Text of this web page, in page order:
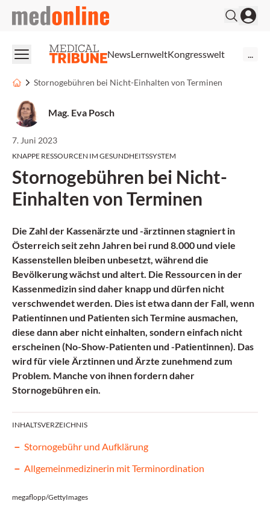
medonline
NewsLernweltKongresswelt
Stornogebühren bei Nicht-Einhalten von Terminen
Mag. Eva Posch
7. Juni 2023
KNAPPE RESSOURCEN IM GESUNDHEITSSYSTEM
Stornogebühren bei Nicht-
Einhalten von Terminen
Die Zahl der Kassenärzte und -ärztinnen stagniert in
Österreich seit zehn Jahren bei rund 8.000 und viele
Kassenstellen bleiben unbesetzt, während die
Bevölkerung wächst und altert. Die Ressourcen in der
Kassenmedizin sind daher knapp und dürfen nicht
verschwendet werden. Dies ist etwa dann der Fall, wenn
Patientinnen und Patienten sich Termine ausmachen,
diese dann aber nicht einhalten, sondern einfach nicht
erscheinen (No-Show-Patienten und -Patientinnen). Das
wird für viele Ärztinnen und Ärzte zunehmend zum
Problem. Manche von ihnen fordern daher
Stornogebühren ein.
INHALTSVERZEICHNIS
Stornogebühr und Aufklärung
Allgemeinmedizinerin mit Terminordination
megaflopp/GettyImages